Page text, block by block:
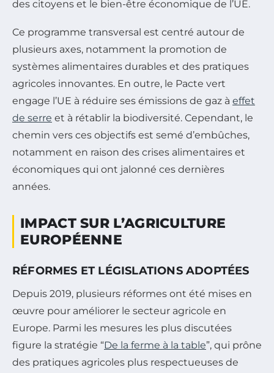
des citoyens et le bien-être économique de l’UE.
Ce programme transversal est centré autour de
plusieurs axes, notamment la promotion de
systèmes alimentaires durables et des pratiques
agricoles innovantes. En outre, le Pacte vert
engage l’UE à réduire ses émissions de gaz à effet
de serre et à rétablir la biodiversité. Cependant, le
chemin vers ces objectifs est semé d’embûches,
notamment en raison des crises alimentaires et
économiques qui ont jalonné ces dernières
années.
IMPACT SUR L’AGRICULTURE
EUROPÉENNE
RÉFORMES ET LÉGISLATIONS ADOPTÉES
Depuis 2019, plusieurs réformes ont été mises en
œuvre pour améliorer le secteur agricole en
Europe. Parmi les mesures les plus discutées
figure la stratégie “De la ferme à la table”, qui prône
des pratiques agricoles plus respectueuses de